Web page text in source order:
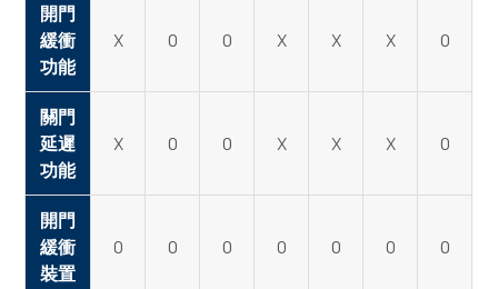
開門
緩衝
功能
X O O X X X O
關門
延遲
功能
X O O X X X O
開門
緩衝
裝置
O O O O O O O